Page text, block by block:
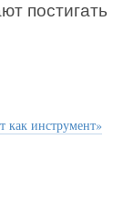
постигать
как инструмент»